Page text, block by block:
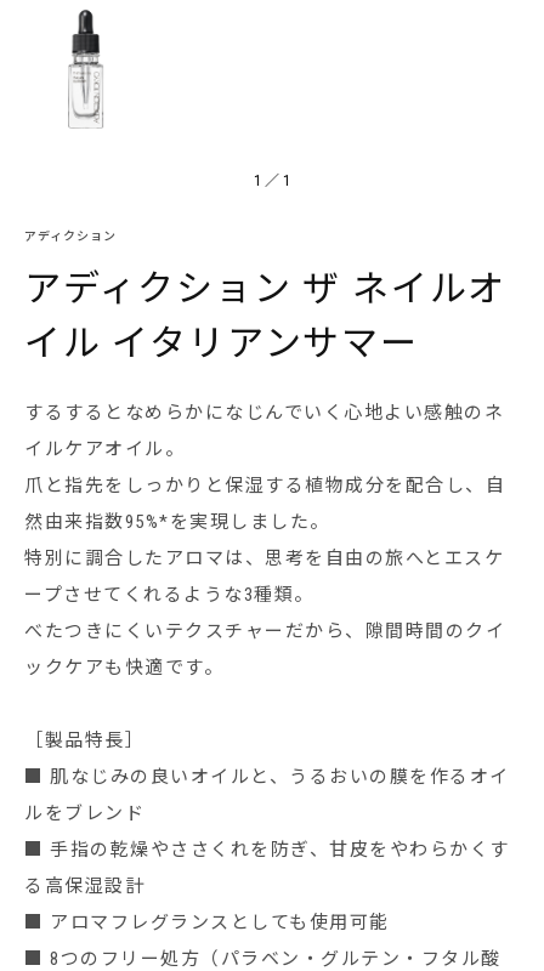
1 ／ 1
アディクション
アディクション ザ ネイルオ
イル イタリアンサマー
するするとなめらかになじんでいく心地よい感触のネ
イルケアオイル。
爪と指先をしっかりと保湿する植物成分を配合し、自
然由来指数95%*を実現しました。
特別に調合したアロマは、思考を自由の旅へとエスケ
ープさせてくれるような3種類。
べたつきにくいテクスチャーだから、隙間時間のクイ
ックケアも快適です。
［製品特長］
■ 肌なじみの良いオイルと、うるおいの膜を作るオイ
ルをブレンド
■ 手指の乾燥やささくれを防ぎ、甘皮をやわらかくす
る高保湿設計
■ アロマフレグランスとしても使用可能
■ 8つのフリー処方（パラベン・グルテン・フタル酸